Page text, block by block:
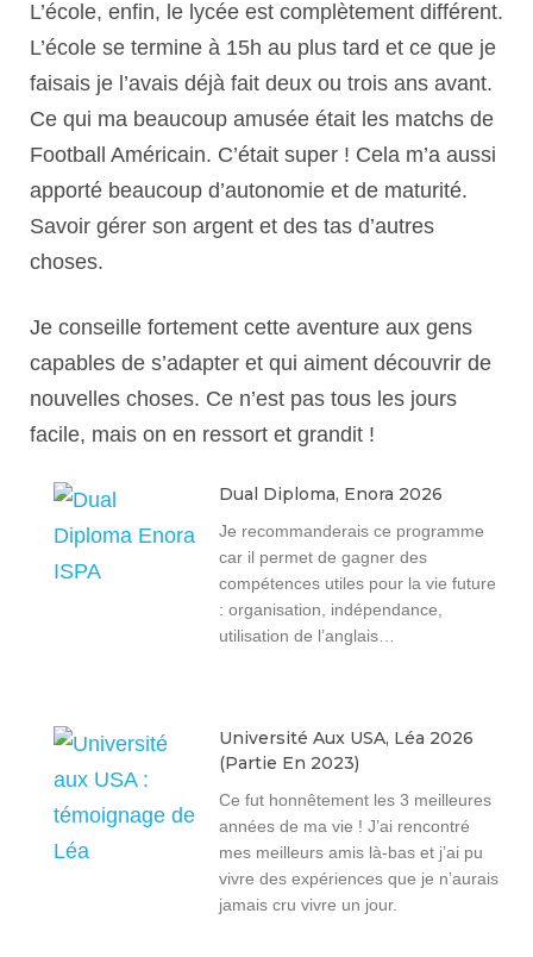
L’école, enfin, le lycée est complètement différent.
L’école se termine à 15h au plus tard et ce que je
faisais je l’avais déjà fait deux ou trois ans avant.
Ce qui ma beaucoup amusée était les matchs de
Football Américain. C’était super ! Cela m’a aussi
apporté beaucoup d’autonomie et de maturité.
Savoir gérer son argent et des tas d’autres
choses.
Je conseille fortement cette aventure aux gens
capables de s’adapter et qui aiment découvrir de
nouvelles choses. Ce n’est pas tous les jours
facile, mais on en ressort et grandit !
Dual Diploma, Enora 2026
Je recommanderais ce programme
car il permet de gagner des
compétences utiles pour la vie future
: organisation, indépendance,
utilisation de l’anglais…
Université Aux USA, Léa 2026
(partie En 2023)
Ce fut honnêtement les 3 meilleures
années de ma vie ! J’ai rencontré
mes meilleurs amis là-bas et j’ai pu
vivre des expériences que je n’aurais
jamais cru vivre un jour.